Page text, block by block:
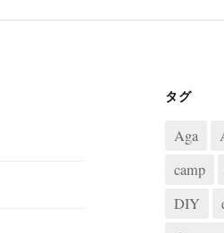
タグ
Aga
camp
DIY